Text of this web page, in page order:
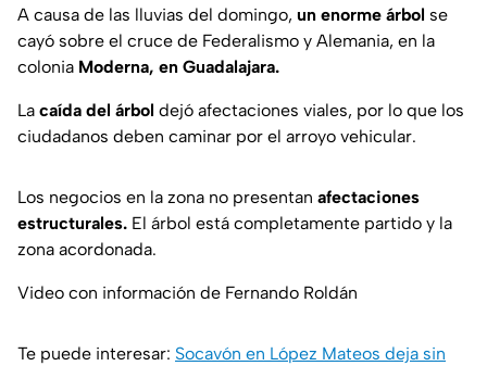
A causa de las lluvias del domingo, un enorme árbol se
cayó sobre el cruce de Federalismo y Alemania, en la
colonia Moderna, en Guadalajara.
La caída del árbol dejó afectaciones viales, por lo que los
ciudadanos deben caminar por el arroyo vehicular.
Los negocios en la zona no presentan afectaciones
estructurales. El árbol está completamente partido y la
zona acordonada.
Video con información de Fernando Roldán
Te puede interesar: Socavón en López Mateos deja sin